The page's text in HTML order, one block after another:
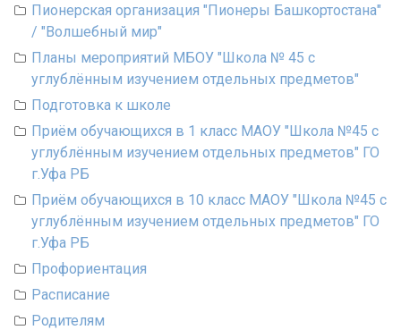
Пионерская организация "Пионеры Башкортостана"
/ "Волшебный мир"
Планы мероприятий МБОУ "Школа № 45 с
углублённым изучением отдельных предметов"
Подготовка к школе
Приём обучающихся в 1 класс МАОУ "Школа №45 с
углублённым изучением отдельных предметов" ГО
г.Уфа РБ
Приём обучающихся в 10 класс МАОУ "Школа №45 с
углублённым изучением отдельных предметов" ГО
г.Уфа РБ
Профориентация
Расписание
Родителям